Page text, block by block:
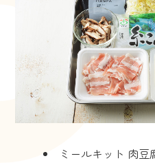
ミールキット 肉豆